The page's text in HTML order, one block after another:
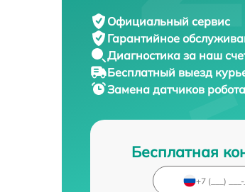
Официальный сервис
Гарантийное
Диагностика за наш
Бесплатный выезд
Замена датчиков
Бесплатная